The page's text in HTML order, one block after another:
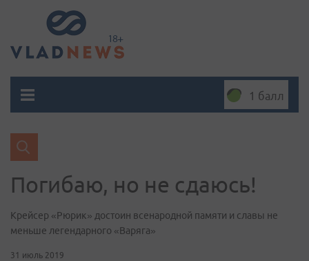
1 балл
Погибаю, но не сдаюсь!
Крейсер «Рюрик» достоин всенародной памяти и славы не
меньше легендарного «Варяга»
31 июль 2019